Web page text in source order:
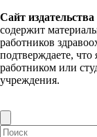
Сайт
содержит
работников
подтверждаете,
работником или
учреждения.